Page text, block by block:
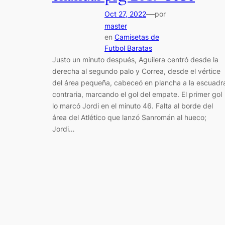
Oct 27, 2022—por
master
en Camisetas de
Futbol Baratas
Justo un minuto después, Aguilera centró desde la
derecha al segundo palo y Correa, desde el vértice
del área pequeña, cabeceó en plancha a la
contraria, marcando el gol del empate. El primer gol
lo marcó Jordi en el minuto 46. Falta al borde del
área del Atlético que lanzó Sanromán al hueco;
Jordi…